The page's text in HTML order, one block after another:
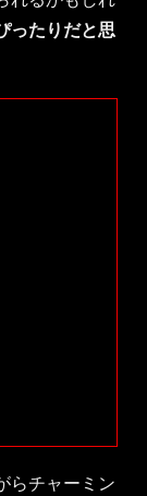
ったりだと思
らチャーミン